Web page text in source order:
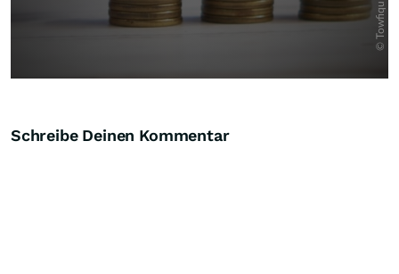
Schreibe Deinen Kommentar